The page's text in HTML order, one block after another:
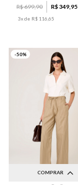
R$699,90 R$349,95
3x de R$ 116 65
-50%
COMPRAR